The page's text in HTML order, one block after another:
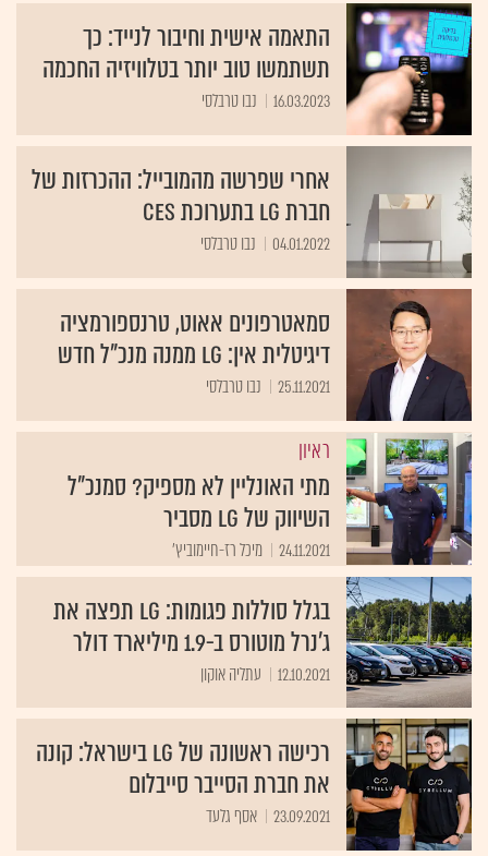
התאמה אישית וחיבור לנייד: כך
תשתמשו טוב יותר בטלוויזיה החכמה
16.03.2023 נבו טרבלסי
אחרי שפרשה מהמובייל: ההכרזות של
חברת LG בתערוכת CES
04.01.2022 נבו טרבלסי
סמאטרפונים אאוט, טרנספורמציה
דיגיטלית אין: LG ממנה מנכ"ל חדש
25.11.2021 נבו טרבלסי
ראיון
מתי האונליין לא מספיק? סמנכ"ל
השיווק של LG מסביר
24.11.2021 מיכל רז-חיימוביץ'
בגלל סוללות פגומות: LG תפצה את
ג'נרל מוטורס ב-1.9 מיליארד דולר
12.10.2021 עתליה אוקון
רכישה ראשונה של LG בישראל: קונה
את חברת הסייבר סייבלום
23.09.2021 אסף גלעד